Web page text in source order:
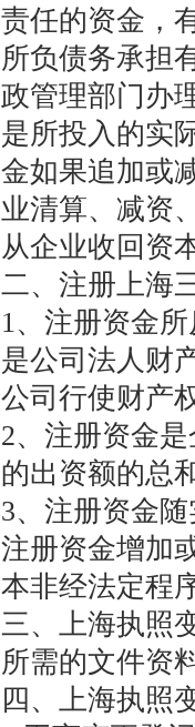
责任的资金，
所负债务承担
政管理部门办
是所投入的实
金如果追加或
业清算、减资
从企业收回资
二、注册上海
1、注册资金
是公司法人财
公司行使财产
2、注册资金
的出资额的总
3、注册资金
注册资金增加
本非经法定程
三、上海执照
所需的文件资
四、上海执照